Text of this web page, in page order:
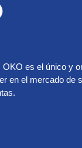
OKO es el único y
en el mercado de